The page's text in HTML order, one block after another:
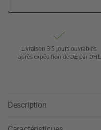
Livraison 3-5 jours ouvrables
après expédition de DE par DHL
Description